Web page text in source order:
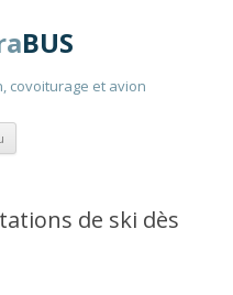
BUS
covoiturage et avion
Aller
contenu
de ski dès